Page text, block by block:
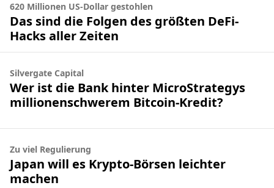
620 Millionen US-Dollar gestohlen
Das sind die Folgen des größten DeFi-
Hacks aller Zeiten
Silvergate Capital
Wer ist die Bank hinter MicroStrategys
millionenschwerem Bitcoin-Kredit?
Zu viel Regulierung
Japan will es Krypto-Börsen leichter
machen